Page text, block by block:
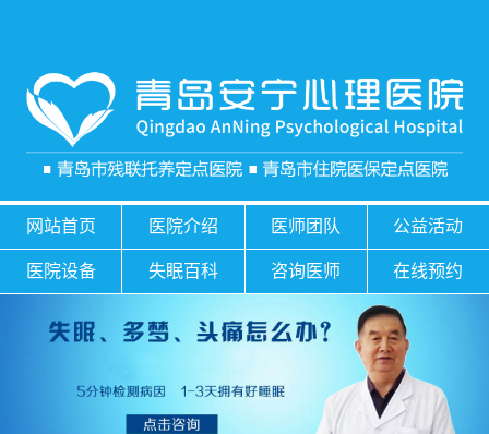
网站首页 医院介绍 医师团队 公益活动
医院设备 失眠百科 咨询医师 在线预约